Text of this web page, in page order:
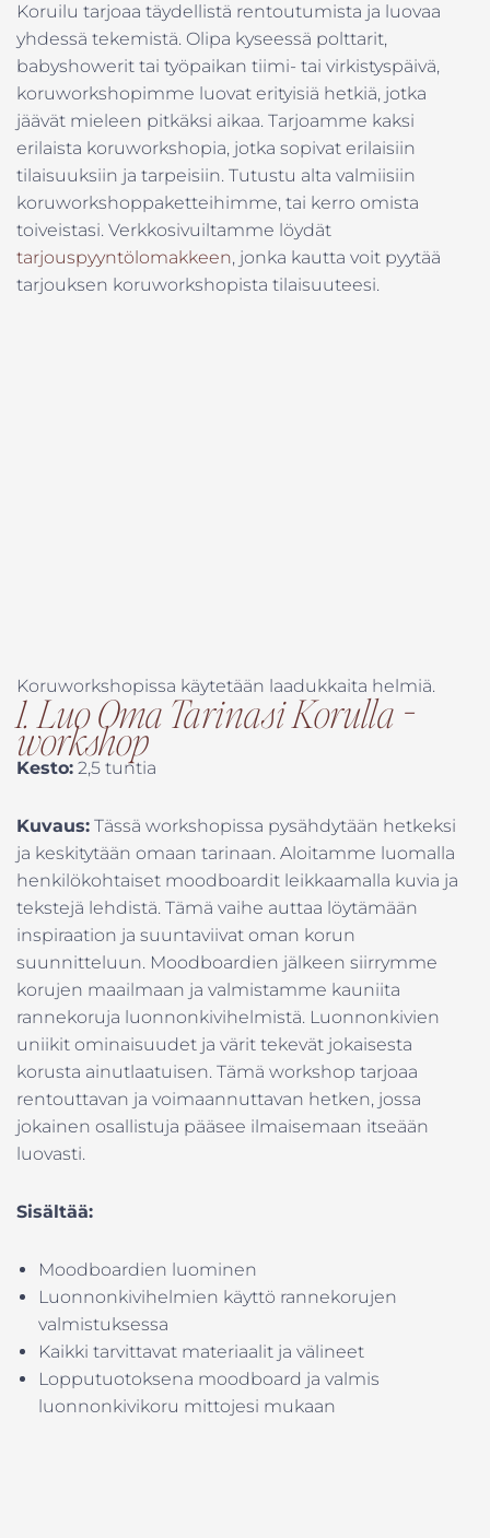
Koruilu tarjoaa täydellistä rentoutumista ja luovaa
yhdessä tekemistä. Olipa kyseessä polttarit,
babyshowerit tai työpaikan tiimi- tai virkistyspäivä,
koruworkshopimme luovat erityisiä hetkiä, jotka
jäävät mieleen pitkäksi aikaa. Tarjoamme kaksi
erilaista koruworkshopia, jotka sopivat erilaisiin
tilaisuuksiin ja tarpeisiin. Tutustu alta valmiisiin
koruworkshoppaketteihimme, tai kerro omista
toiveistasi. Verkkosivuiltamme löydät
tarjouspyyntölomakkeen, jonka kautta voit pyytää
tarjouksen koruworkshopista tilaisuuteesi.
Koruworkshopissa käytetään laadukkaita helmiä.
1. Luo Oma Tarinasi Korulla -
workshop
Kesto: 2,5 tuntia
Kuvaus: Tässä workshopissa pysähdytään hetkeksi
ja keskitytään omaan tarinaan. Aloitamme luomalla
henkilökohtaiset moodboardit leikkaamalla kuvia ja
tekstejä lehdistä. Tämä vaihe auttaa löytämään
inspiraation ja suuntaviivat oman korun
suunnitteluun. Moodboardien jälkeen siirrymme
korujen maailmaan ja valmistamme kauniita
rannekoruja luonnonkivihelmistä. Luonnonkivien
uniikit ominaisuudet ja värit tekevät jokaisesta
korusta ainutlaatuisen. Tämä workshop tarjoaa
rentouttavan ja voimaannuttavan hetken, jossa
jokainen osallistuja pääsee ilmaisemaan itseään
luovasti.
Sisältää:
Moodboardien luominen
Luonnonkivihelmien käyttö rannekorujen
valmistuksessa
Kaikki tarvittavat materiaalit ja välineet
Lopputuotoksena moodboard ja valmis
luonnonkivikoru mittojesi mukaan